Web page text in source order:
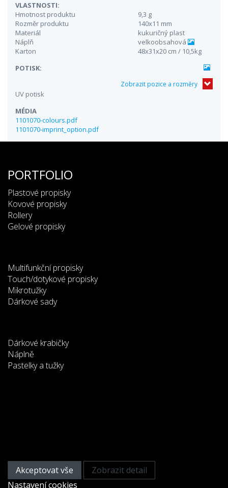
VLASTNOSTI:
Hmotnost produktu
9,3 g
Rozměr produktu
140x11 mm
Materiál
kukuričný plast
Náplň
velkoobsahová
Karton
48x31x20 cm / 10,5kg
POTISK:
Zobrazit pozice a rozměry
UV potisk
MÉDIA
1101070-colours.pdf
1101070-imprint_option.pdf
PORTFOLIO
Plastové propisky
Kovové propisky
Rollery
Gelové propisky
Multifunkční propisky
Touch/dotykové propisky
Mikrotužky
Dárkové sady
Dárkové krabičky
Náplně
Pastelky a tužky
Akceptovat vše
Zobrazit detail
Nastavení cookies